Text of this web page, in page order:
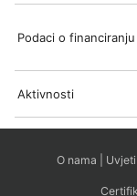
Podaci o financiranju
Aktivnosti
O nama